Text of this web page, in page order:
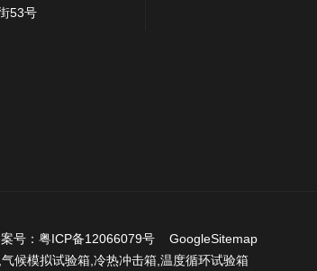
53号
号： 粤ICP备12066079号
GoogleSitemap
气候模拟试验箱 冷热冲击箱 温度循环试验箱